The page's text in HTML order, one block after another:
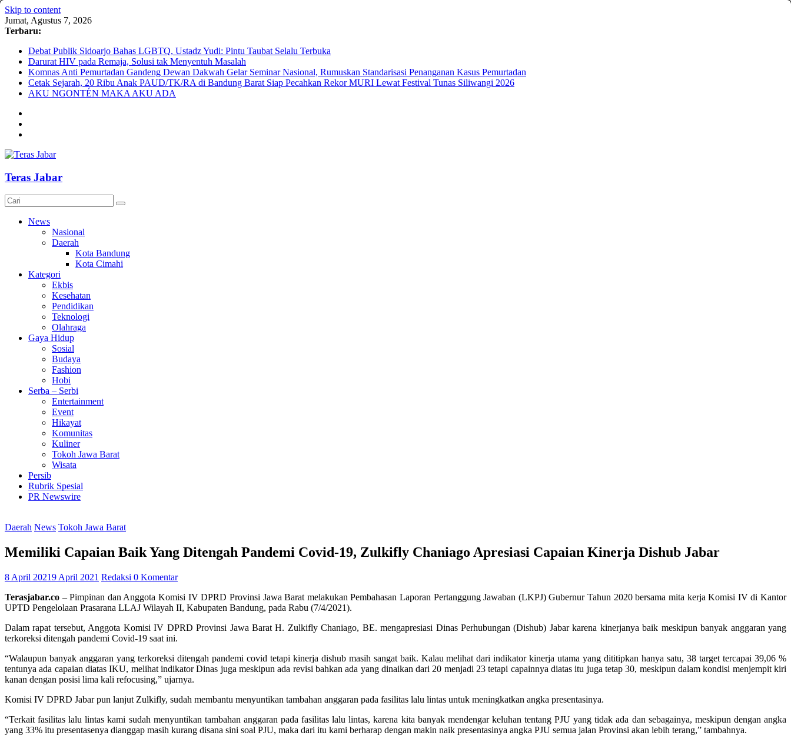
Skip to content
Jumat, Agustus 7, 2026
Terbaru:
Debat Publik Sidoarjo Bahas LGBTQ, Ustadz Yudi: Pintu Taubat Selalu Terbuka
Darurat HIV pada Remaja, Solusi tak Menyentuh Masalah
Komnas Anti Pemurtadan Gandeng Dewan Dakwah Gelar Seminar Nasional, Rumuskan Standarisasi Penanganan Kasus Pemurtadan
Cetak Sejarah, 20 Ribu Anak PAUD/TK/RA di Bandung Barat Siap Pecahkan Rekor MURI Lewat Festival Tunas Siliwangi 2026
AKU NGONTÉN MAKA AKU ADA
Teras Jabar
News
Nasional
Daerah
Kota Bandung
Kota Cimahi
Kategori
Ekbis
Kesehatan
Pendidikan
Teknologi
Olahraga
Gaya Hidup
Sosial
Budaya
Fashion
Hobi
Serba – Serbi
Entertainment
Event
Hikayat
Komunitas
Kuliner
Tokoh Jawa Barat
Wisata
Persib
Rubrik Spesial
PR Newswire
Daerah News Tokoh Jawa Barat
Memiliki Capaian Baik Yang Ditengah Pandemi Covid-19, Zulkifly Chaniago Apresiasi Capaian Kinerja Dishub Jabar
8 April 20219 April 2021 Redaksi 0 Komentar
Terasjabar.co – Pimpinan dan Anggota Komisi IV DPRD Provinsi Jawa Barat melakukan Pembahasan Laporan Pertanggung Jawaban (LKPJ) Gubernur Tahun 2020 bersama mita kerja Komisi IV di Kantor
UPTD Pengelolaan Prasarana LLAJ Wilayah II, Kabupaten Bandung, pada Rabu (7/4/2021).
Dalam rapat tersebut, Anggota Komisi IV DPRD Provinsi Jawa Barat H. Zulkifly Chaniago, BE. mengapresiasi Dinas Perhubungan (Dishub) Jabar karena kinerjanya baik meskipun banyak anggaran yang
terkoreksi ditengah pandemi Covid-19 saat ini.
“Walaupun banyak anggaran yang terkoreksi ditengah pandemi covid tetapi kinerja dishub masih sangat baik. Kalau melihat dari indikator kinerja utama yang dititipkan hanya satu, 38 target tercapai 39,06 %
tentunya ada capaian diatas IKU, melihat indikator Dinas juga meskipun ada revisi bahkan ada yang dinaikan dari 20 menjadi 23 tetapi capainnya diatas itu juga tetap 30, meskipun dalam kondisi menjempit kiri
kanan dengan posisi lima kali refocusing,” ujarnya.
Komisi IV DPRD Jabar pun lanjut Zulkifly, sudah membantu menyuntikan tambahan anggaran pada fasilitas lalu lintas untuk meningkatkan angka presentasinya.
“Terkait fasilitas lalu lintas kami sudah menyuntikan tambahan anggaran pada fasilitas lalu lintas, karena kita banyak mendengar keluhan tentang PJU yang tidak ada dan sebagainya, meskipun dengan angka
yang 33% itu presentasenya dianggap masih kurang disana sini soal PJU, maka dari itu kami berharap dengan makin naik presentasinya angka PJU semua jalan Provinsi akan lebih terang,” tambahnya.